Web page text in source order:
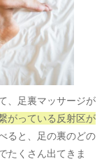
、足裏マッサージが
がっている反射区が
ると、足の裏のどの
たくさん出てきま